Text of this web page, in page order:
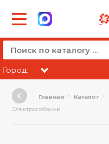
Город:
Главная Каталог
Электролобзики